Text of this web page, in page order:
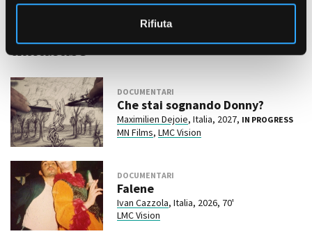
Rifiuta
Film correlati presenti nel
database
DOCUMENTARI
Che stai sognando Donny?
Maximilien Dejoie, Italia, 2027, IN PROGRESS
MN Films, LMC Vision
DOCUMENTARI
Falene
Ivan Cazzola, Italia, 2026, 70'
LMC Vision